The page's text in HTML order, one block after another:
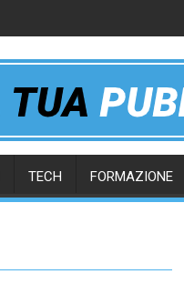
TECH FORMAZIONE